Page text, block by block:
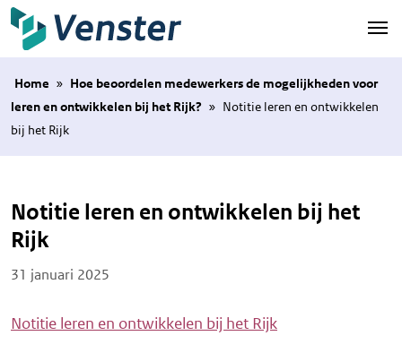
Naar hoofdinhoud
Home » Hoe beoordelen medewerkers de mogelijkheden voor
leren en ontwikkelen bij het Rijk? » Notitie leren en ontwikkelen
bij het Rijk
Notitie leren en ontwikkelen bij het
Rijk
Posted on
31 januari 2025
Notitie leren en ontwikkelen bij het Rijk